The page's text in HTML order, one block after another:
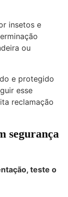
insetos e
ou
e protegido
esse
reclamação
segurança
teste o